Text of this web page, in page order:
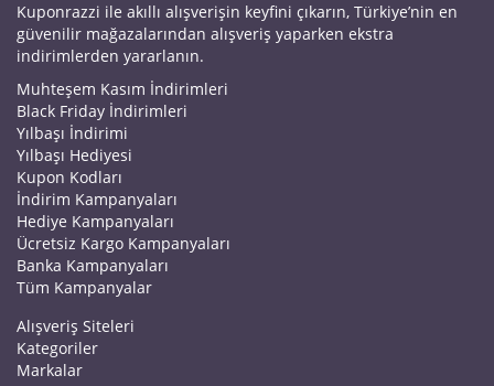
Kuponrazzi ile akıllı alışverişin keyfini çıkarın, Türkiye’nin en
güvenilir mağazalarından alışveriş yaparken ekstra
indirimlerden yararlanın.
Muhteşem Kasım İndirimleri
Black Friday İndirimleri
Yılbaşı İndirimi
Yılbaşı Hediyesi
Kupon Kodları
İndirim Kampanyaları
Hediye Kampanyaları
Ücretsiz Kargo Kampanyaları
Banka Kampanyaları
Tüm Kampanyalar
Alışveriş Siteleri
Kategoriler
Markalar